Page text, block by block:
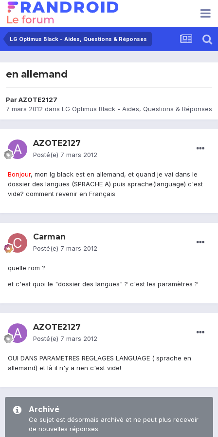
LG Optimus Black - Aides, Questions & Réponses
en allemand
ParAZOTE2127
7 mars 2012 dans LG Optimus Black - Aides, Questions & Réponses
AZOTE2127
Posté(e) 7 mars 2012
Bonjour, mon lg black est en allemand, et quand je vai dans le
dossier des langues (SPRACHE A) puis sprache(language) c'est
vide? comment revenir en Français
Carman
Posté(e) 7 mars 2012
quelle rom ?
et c'est quoi le "dossier des langues" ? c'est les paramètres ?
AZOTE2127
Posté(e) 7 mars 2012
OUI DANS PARAMETRES REGLAGES LANGUAGE ( sprache en
allemand) et là il n'y a rien c'est vide!
Archivé
Ce sujet est désormais archivé et ne peut plus recevoir
de nouvelles réponses.